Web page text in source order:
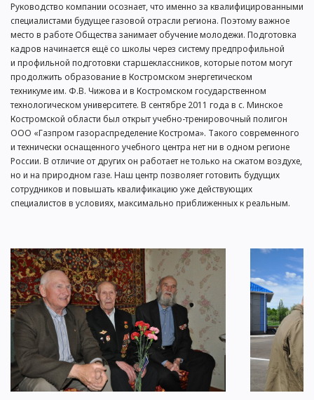
Руководство компании осознает, что именно за квалифицированными
специалистами будущее газовой отрасли региона. Поэтому важное
место в работе Общества занимает обучение молодежи. Подготовка
кадров начинается ещё со школы через систему предпрофильной
и профильной подготовки старшеклассников, которые потом могут
продолжить образование в Костромском энергетическом
техникуме им. Ф.В. Чижова и в Костромском государственном
технологическом университете. В сентябре 2011 года в с. Минское
Костромской области был открыт учебно-тренировочный полигон
ООО «Газпром газораспределение Кострома». Такого современного
и технически оснащенного учебного центра нет ни в одном регионе
России. В отличие от других он работает не только на сжатом воздухе,
но и на природном газе. Наш центр позволяет готовить будущих
сотрудников и повышать квалификацию уже действующих
специалистов в условиях, максимально приближенных к реальным.